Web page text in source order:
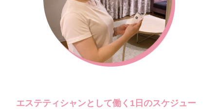
エステティシャンとして働く 1日のスケジュー